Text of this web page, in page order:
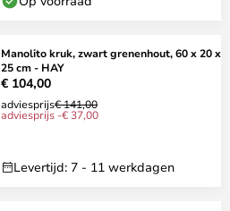
Manolito kruk, zwart grenenhout, 60 x 20 x
25 cm - HAY
€ 104,00
adviesprijs€ 141,00
adviesprijs -€ 37,00
Levertijd: 7 - 11 werkdagen